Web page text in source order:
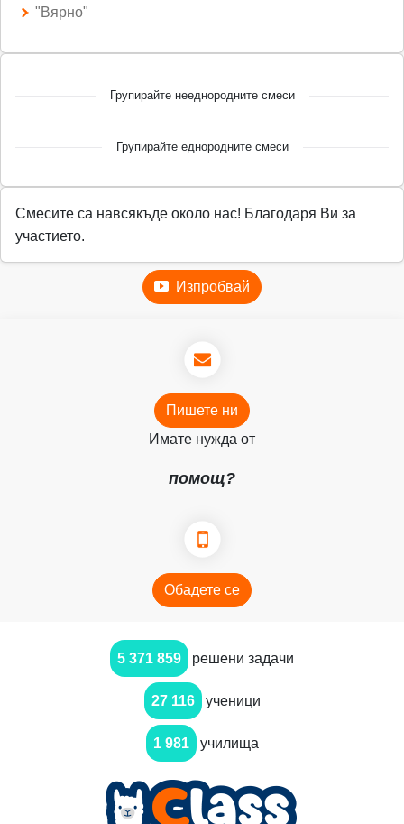
"Вярно"
Групирайте нееднородните смеси
Групирайте еднородните смеси
Смесите са навсякъде около нас! Благодаря Ви за
участието.
Изпробвай
Пишете ни
Имате нужда от
помощ?
Обадете се
5 371 859 решени задачи
27 116 ученици
1 981 училища